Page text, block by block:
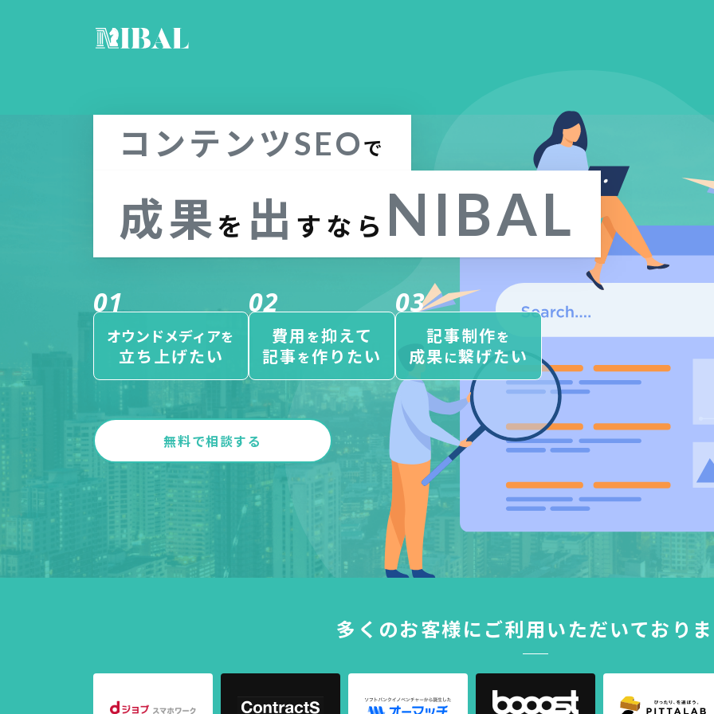
コンテンツSEOで
成果を 出 すなら NIBAL
01
オウンドメディアを
立ち上げたい
02
費用 を抑えて
記事を作りたい
03
記事制作を
成果に繋げたい
無料で相談する
多くのお客様に ご利用いただいており